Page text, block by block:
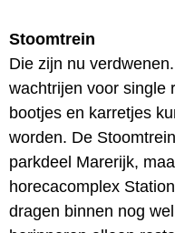
Stoomtrein
Die zijn nu
wachtrijen voor single
bootjes en karretjes
worden. De
parkdeel Marerijk,
horecacomplex
dragen binnen nog